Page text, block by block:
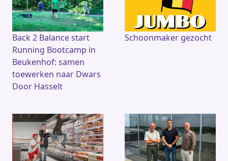
Back 2 Balance start
Running Bootcamp in
Beukenhof: samen
toewerken naar Dwars
Door Hasselt
Schoonmaker gezocht